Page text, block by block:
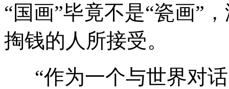
“国画”毕竟不是“瓷画”
掏钱的人所接受。
“作为一个与世界对话